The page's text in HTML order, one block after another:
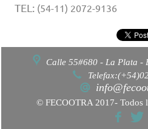
TEL: (54-11) 2072-9136
Calle 55#680 - La Plata -
© FECOOTRA 2017- Todos